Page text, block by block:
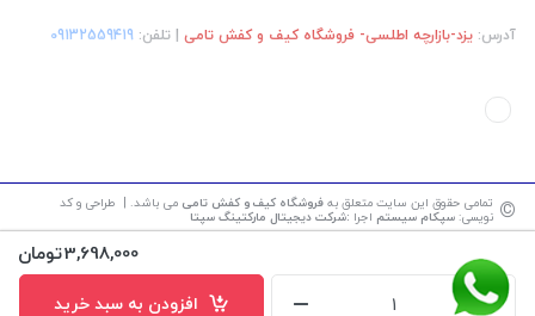
3,698,000تومان
افزودن به سبد خرید
آدرس: یزد-بازارچه اطلسی- فروشگاه کیف و کفش تامی | تلفن: ‎09132559419
© تمامی حقوق این سایت متعلق بهفروشگاه کیف و کفش تامی می باشد. | طراحی و کد
نویسی: سپکام سیستم اجرا :شرکت دیجیتال مارکتینگ سپتا